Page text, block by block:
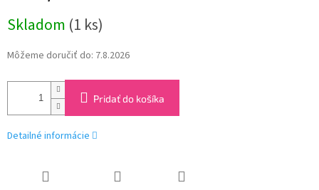
cena:
Skladom (1 ks)
Môžeme doručiť do: 7.8.2026
Pridať do košíka
Detailné informácie